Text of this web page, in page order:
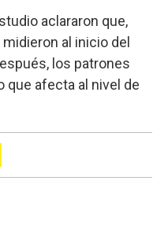
aclararon que,
al inicio del
los patrones
que afecta al nivel de